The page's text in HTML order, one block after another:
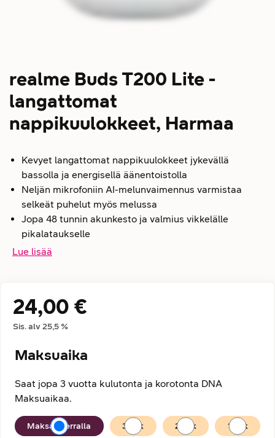
realme Buds T200 Lite -
langattomat
nappikuulokkeet, Harmaa
Kevyet langattomat nappikuulokkeet jykevällä
bassolla ja energisellä äänentoistolla
Neljän mikrofoniin AI-melunvaimennus varmistaa
selkeät puhelut myös melussa
Jopa 48 tunnin akunkesto ja valmius vikkelälle
pikalataukselle
Lue lisää
Hintatiedot
24,00 €
Sis. alv25,5 %
Maksuaika
Saat jopa 3 vuotta kulutonta ja korotonta DNA
Maksuaikaa.
Maksuaika
Maksan kerralla 36 kk 24 kk 12 kk